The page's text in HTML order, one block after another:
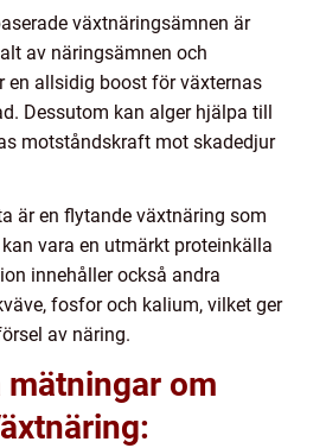
växtnäringsämnen är
av näringsämnen och
en allsidig boost för växternas
Dessutom kan alger hjälpa till
motståndskraft mot skadedjur
är en flytande växtnäring som
vara en utmärkt proteinkälla
innehåller också andra
fosfor och kalium, vilket ger
av näring.
om